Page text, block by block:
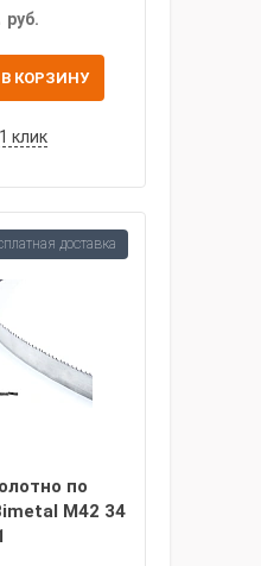
руб.
В КОРЗИНУ
клик
по
M42 34
доставка